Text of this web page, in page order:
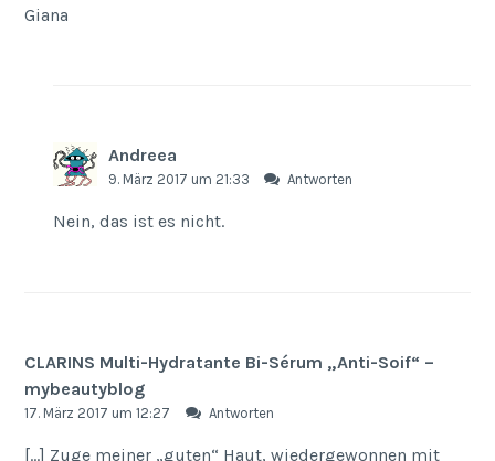
Giana
Andreea
9. März 2017 um 21:33 Antworten
Nein, das ist es nicht.
CLARINS Multi-Hydratante Bi-Sérum „Anti-Soif“ –
mybeautyblog
17. März 2017 um 12:27 Antworten
[…] Zuge meiner „guten“ Haut, wiedergewonnen mit